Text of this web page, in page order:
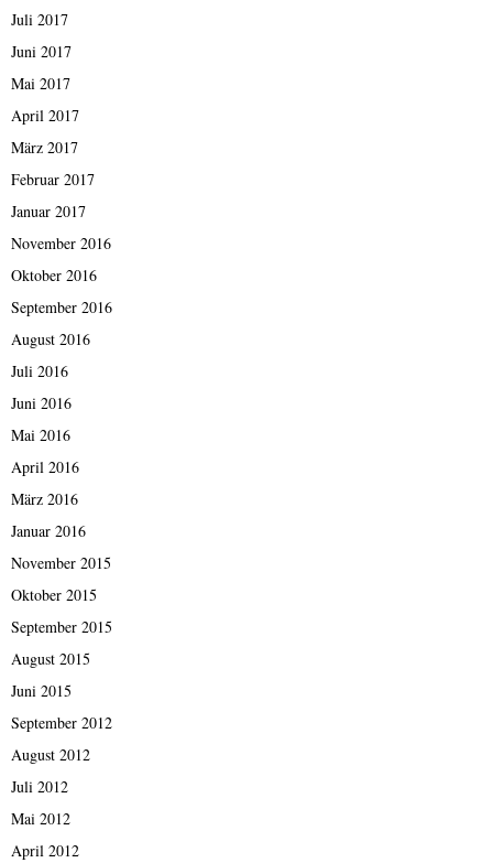
Juli 2017
Juni 2017
Mai 2017
April 2017
März 2017
Februar 2017
Januar 2017
November 2016
Oktober 2016
September 2016
August 2016
Juli 2016
Juni 2016
Mai 2016
April 2016
März 2016
Januar 2016
November 2015
Oktober 2015
September 2015
August 2015
Juni 2015
September 2012
August 2012
Juli 2012
Mai 2012
April 2012